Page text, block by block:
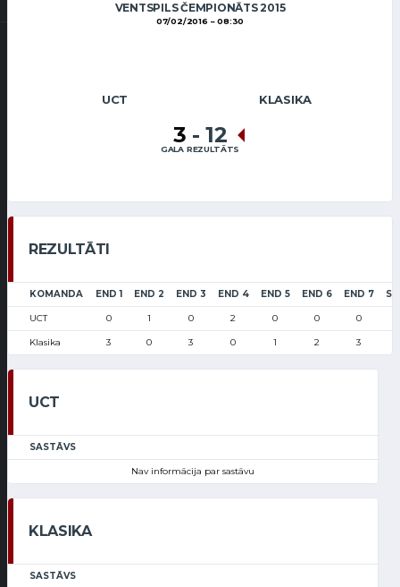
VENTSPILS ČEMPIONĀTS 2015
07/02/2016 08:30
UCT KLASIKA
3 - 12
GALA REZULTĀTS
REZULTĀTI
KOMANDA END 1 END 2 END 3 END 4 END 5 END 6 END 7
UCT 0 1 0 2 0 0 0
Klasika 3 0 3 0 1 2 3
UCT
SASTĀVS
Nav informācija par sastāvu
KLASIKA
SASTĀVS